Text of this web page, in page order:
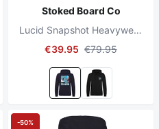
Stoked Board Co
Lucid Snapshot Heavyweight Hoodie New French Navy
€39.95 €79.95
-50%